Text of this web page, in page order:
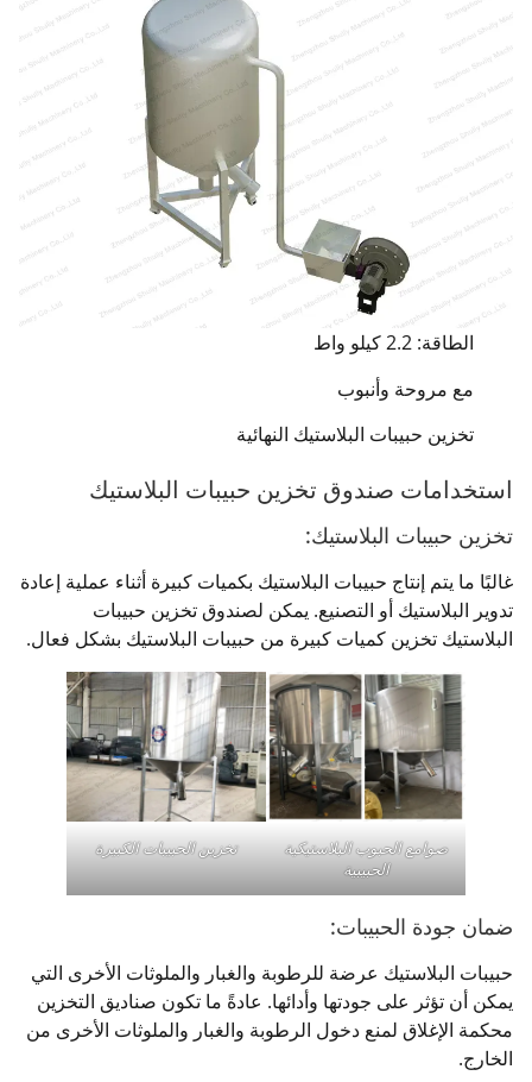
الطاقة: 2.2 كيلو واط
مع مروحة وأنبوب
تخزين حبيبات البلاستيك النهائية
استخدامات صندوق تخزين حبيبات البلاستيك
تخزين حبيبات البلاستيك:
غالبًا ما يتم إنتاج حبيبات البلاستيك بكميات كبيرة أثناء عملية إعادة
تدوير البلاستيك أو التصنيع. يمكن لصندوق تخزين حبيبات
البلاستيك تخزين كميات كبيرة من حبيبات البلاستيك بشكل فعال.
صوامع الحبوب البلاستيكية
الحبيبية
تخزين الحبيبات الكبيرة
ضمان جودة الحبيبات:
حبيبات البلاستيك عرضة للرطوبة والغبار والملوثات الأخرى التي
يمكن أن تؤثر على جودتها وأدائها. عادةً ما تكون صناديق التخزين
محكمة الإغلاق لمنع دخول الرطوبة والغبار والملوثات الأخرى من
الخارج.